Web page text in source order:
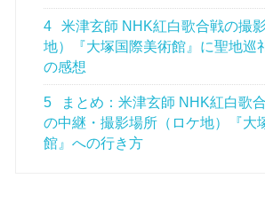
4
米津玄師 NHK紅白歌合戦の撮
地）『大塚国際美術館』に聖地巡
の感想
5
まとめ：米津玄師 NHK紅白歌
の中継・撮影場所（ロケ地）『大
館』への行き方